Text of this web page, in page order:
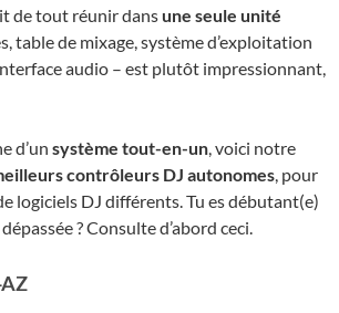
de tout réunir dans une seule unité
table de mixage, système d’exploitation
audio – est plutôt impressionnant,
d’un système tout-en-un, voici notre
contrôleurs DJ autonomes, pour
logiciels DJ différents. Tu es débutant(e)
? Consulte d’abord ceci.